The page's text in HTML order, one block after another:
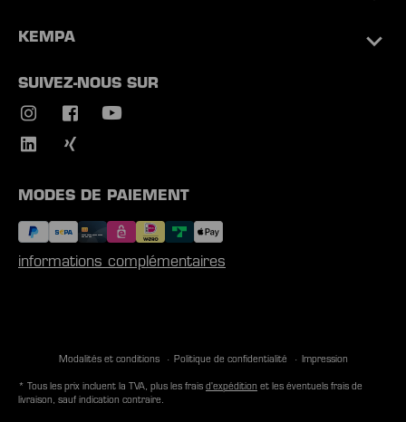
KEMPA
SUIVEZ-NOUS SUR
MODES DE PAIEMENT
informations complémentaires
Modalités et conditions Politique de confidentialité Impression
* Tous les prix incluent la TVA, plus les frais d'expédition et les éventuels frais de
livraison, sauf indication contraire.